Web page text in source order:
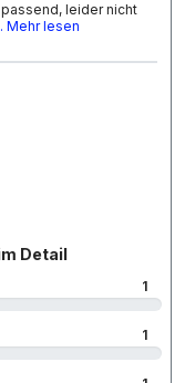
leider nicht
Mehr lesen
Detail
1
1